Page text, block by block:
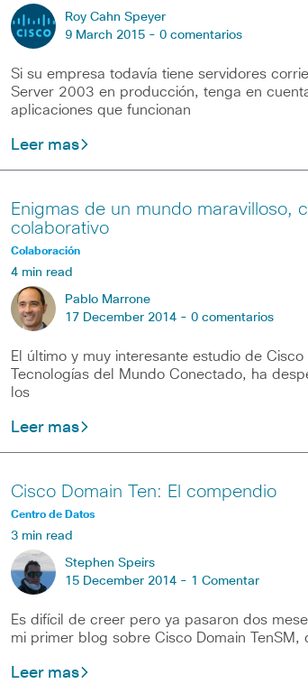
Roy Cahn Speyer
9 March 2015 - 0 comentarios
Si su empresa todavía tiene servidores
Server 2003 en producción, tenga en
aplicaciones que funcionan
Leer mas
Enigmas de un mundo maravilloso,
colaborativo
Colaboración
4 min read
Pablo Marrone
17 December 2014 - 0 comentarios
El último y muy interesante estudio de
Tecnologías del Mundo Conectado, ha
los
Leer mas
Cisco Domain Ten: El compendio
Centro de Datos
3 min read
Stephen Speirs
15 December 2014 - 1 Comentar
Es difícil de creer pero ya pasaron dos
mi primer blog sobre Cisco Domain TenSM,
Leer mas